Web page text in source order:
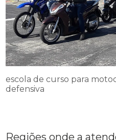
escola de curso para
defensiva
Regiões onde a